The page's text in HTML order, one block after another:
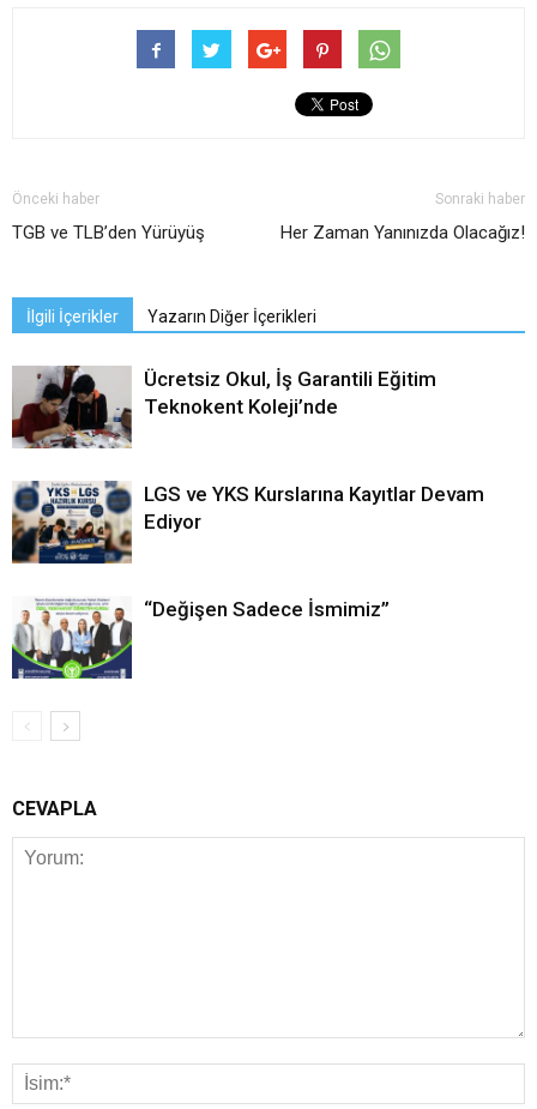
Önceki haber
TGB ve TLB’den Yürüyüş
Sonraki haber
Her Zaman Yanınızda Olacağız!
İlgili İçerikler Yazarın Diğer İçerikleri
Ücretsiz Okul, İş Garantili Eğitim
Teknokent Koleji’nde
LGS ve YKS Kurslarına Kayıtlar Devam
Ediyor
“Değişen Sadece İsmimiz”
CEVAPLA